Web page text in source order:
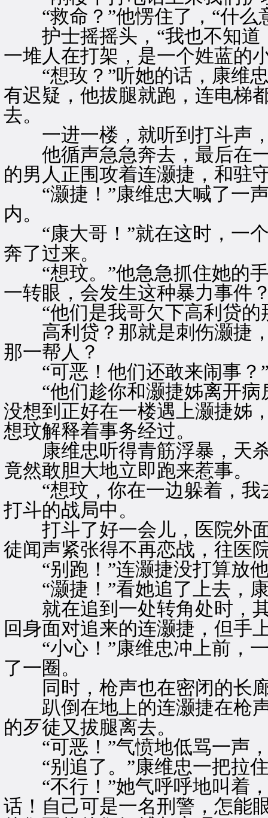
“救命？”他愣住了，“什么
护士摇摇头，“我也不知道
一堆人在打架，是一个姓蓝的
“想玫？”听她的话，康维忠
有迟疑，他拔腿就跑，连电梯
去。
一进一楼，就听到打斗声，
他循声急急奔去，最后在一
的男人正围攻着连灏捷，和驻
“灏捷！”康维忠大喊了一声
内。
“康大哥！”就在这时，一个
奔了过来。
“想玟。”他急急抓住她的手
一转眼，会发生这种暴力事件
“他们是我哥欠下高利贷的
高利贷？那就是刺伤灏捷，
那一帮人？
“可恶！他们还敢来闹事？”
“他们趁你和灏捷姊离开病
没想到正好在一楼遇上灏捷姊
想玟解释着事务经过。
康维忠听得青筋浮暴，天杀
竟然敢胆大地立即跑来惹事。
“想玟，你在一边躲着，我
打斗的战局中。
打斗了好一会儿，医院外面
徒闻声紧张得不再恋战，往医
“别跑！”连灏捷没打算放他
“灏捷！”看她追了上去，康
就在追到一处转角处时，其
回身面对追来的连灏捷，但手
“小心！”康维忠冲上前，一
了一圈。
同时，枪声也在密闭的长
趴倒在地上的连灏捷在枪声
的歹徒又拔腿离去。
“可恶！”气愤地低骂一声，
“别追了。”康维忠一把拉住
“不行！”她气呼呼地叫着，
话！自己可是一名刑警，怎能